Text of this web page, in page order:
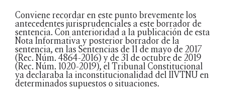
Conviene recordar en este punto brevemente los
antecedentes jurisprudenciales a este borrador de
sentencia. Con anterioridad a la publicación de esta
Nota Informativa y posterior borrador de la
sentencia, en las Sentencias de 11 de mayo de 2017
(Rec. Núm. 4864-2016) y de 31 de octubre de 2019
(Rec. Núm. 1020-2019), el Tribunal Constitucional
ya declaraba la inconstitucionalidad del IIVTNU en
determinados supuestos o situaciones.